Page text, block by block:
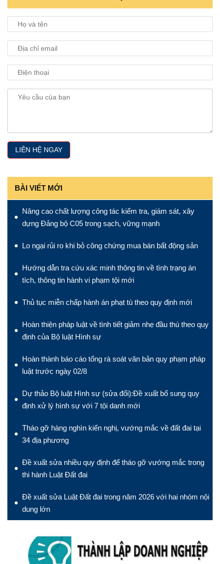
BÀI VIẾT MỚI
Nâng cao chất lượng công tác kiểm tra, giám sát, xây
dựng Đảng bộ C05 trong sạch, vững mạnh
Lo ngại rủi ro khi bỏ công chứng mua bán bất động sản
Hướng dẫn tra cứu xác minh thông tin về tình trạng án
tích, thông tin hành vi phạm tội mới
Thủ tục miễn chấp hành án phạt tù theo quy định mới
Hoàn thiện pháp luật về tình tiết giảm nhẹ đầu thú theo quy
định của Bộ luật Hình sự
Hoàn thành báo cáo tổng rà soát văn bản quy phạm pháp
luật trước ngày 02/8
Dự thảo Bộ luật Hình sự (sửa đổi):Đề xuất bổ sung quy
định xử lý hình sự với 7 tội danh mới
Tháo gỡ hàng nghìn kiến nghị, vướng mắc về đất đai tại
34 địa phương
Đề xuất sửa nhiều quy định để tháo gỡ vướng mắc trong
thi hành Luật Đất đai
Đề xuất sửa Luật Đất đai trong năm 2026 với hai nhóm nội
dung lớn